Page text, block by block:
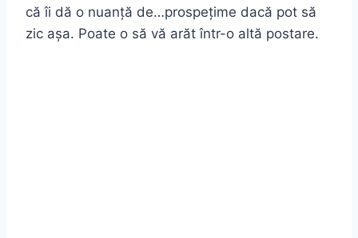
că îi dă o nuanță de…prospețime dacă pot să
zic așa. Poate o să vă arăt într-o altă postare.